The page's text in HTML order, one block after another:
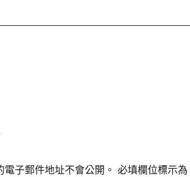
子郵件地址不會公開。 必填欄位標示為